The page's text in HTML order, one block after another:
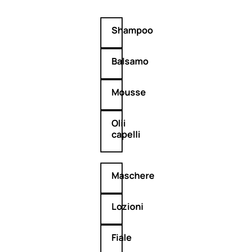
Shampoo
Balsamo
Mousse
Olii
capelli
Maschere
Lozioni
Fiale